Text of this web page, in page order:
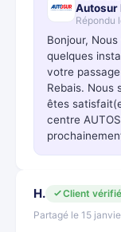
Autosur
Répondu
Bonjour,
quelques
votre
Rebais. Nous
êtes
centre
H.
Client vérifié
Partagé le 15